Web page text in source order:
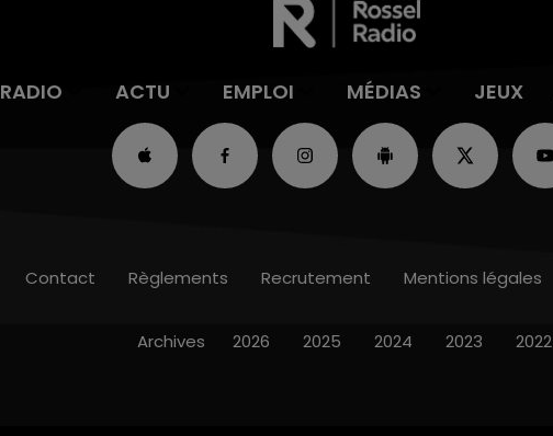
RADIO ACTU EMPLOI MÉDIAS JEUX
Contact Règlements Recrutement Mentions légales
Archives 2026 2025 2024 2023 2022